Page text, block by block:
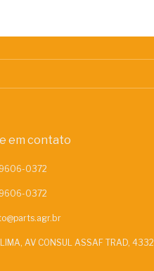
em contato
LIMA, AV CONSUL ASSAF TRAD, 4332